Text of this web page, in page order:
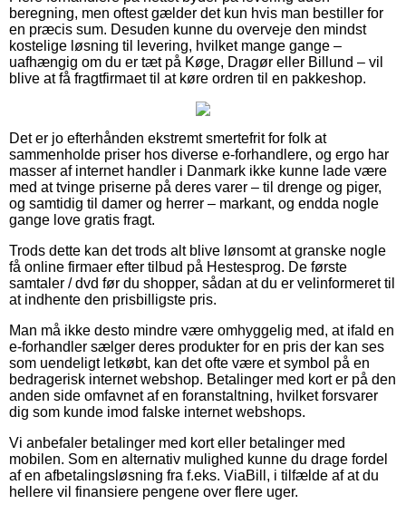
beregning, men oftest gælder det kun hvis man bestiller for
en præcis sum. Desuden kunne du overveje den mindst
kostelige løsning til levering, hvilket mange gange –
uafhængig om du er tæt på Køge, Dragør eller Billund – vil
blive at få fragtfirmaet til at køre ordren til en pakkeshop.
Det er jo efterhånden ekstremt smertefrit for folk at
sammenholde priser hos diverse e-forhandlere, og ergo har
masser af internet handler i Danmark ikke kunne lade være
med at tvinge priserne på deres varer – til drenge og piger,
og samtidig til damer og herrer – markant, og endda nogle
gange love gratis fragt.
Trods dette kan det trods alt blive lønsomt at granske nogle
få online firmaer efter tilbud på Hestesprog. De første
samtaler / dvd før du shopper, sådan at du er velinformeret til
at indhente den prisbilligste pris.
Man må ikke desto mindre være omhyggelig med, at ifald en
e-forhandler sælger deres produkter for en pris der kan ses
som uendeligt letkøbt, kan det ofte være et symbol på en
bedragerisk internet webshop. Betalinger med kort er på den
anden side omfavnet af en foranstaltning, hvilket forsvarer
dig som kunde imod falske internet webshops.
Vi anbefaler betalinger med kort eller betalinger med
mobilen. Som en alternativ mulighed kunne du drage fordel
af en afbetalingsløsning fra f.eks. ViaBill, i tilfælde af at du
hellere vil finansiere pengene over flere uger.